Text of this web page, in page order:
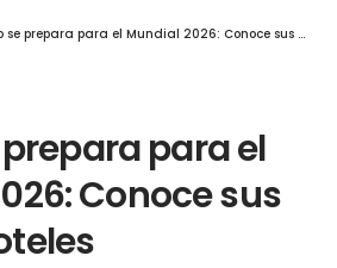
prepara para el Mundial 2026: Conoce sus nuevos hoteles
para el
Conoce sus